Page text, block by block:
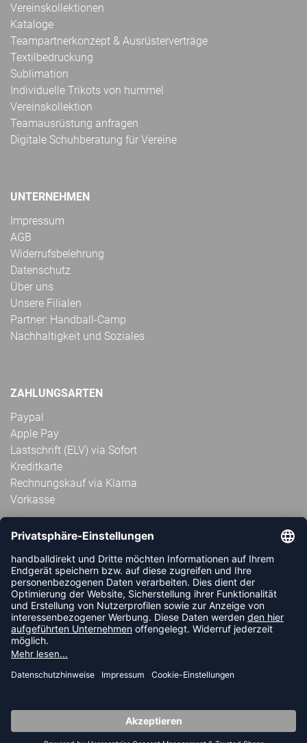
Vereinskollektionen
Kataloge
Teampartnerkonzept & Ausrüsterverträge
Textilbedruckung
Sublimation
Individuelle Trikots von hummel
Vereinskollektion
Teamausrüstung anfragen
Digitale Schuhberatung für Vereine
UNTERNEHMEN
Impressum
AGB
Widerrufsbelehrung
Datenschutz
Über uns
Unsere Filialen
Partner: Handball-Camp
Nachhaltigkeit und Soziales
ZAHLUNGSARTEN
Paypal
Apple Pay
Lastschrift (ELV) via Sofort
Kreditkarte
Rechnungskauf via Klarna
Vorkasse
ABONNIERE JETZT DEN KOSTENLOSEN
HANDBALLDIREKT-NEWSLETTER UND VERPASSE KEINE
NEUIGKEIT ODER AKTION MEHR.
JETZT ANMELDEN